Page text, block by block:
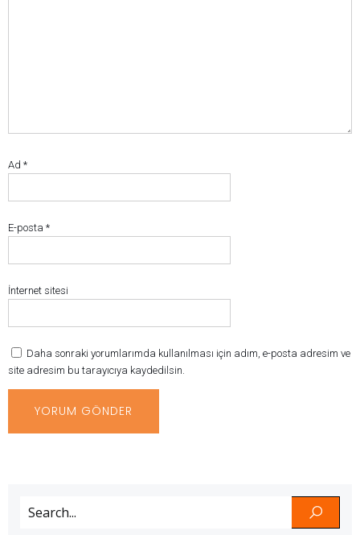
Ad *
E-posta *
İnternet sitesi
Daha sonraki yorumlarımda kullanılması için adım, e-posta adresim ve
site adresim bu tarayıcıya kaydedilsin.